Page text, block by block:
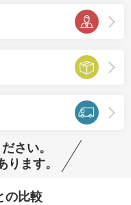
さい。
ります。
の比較